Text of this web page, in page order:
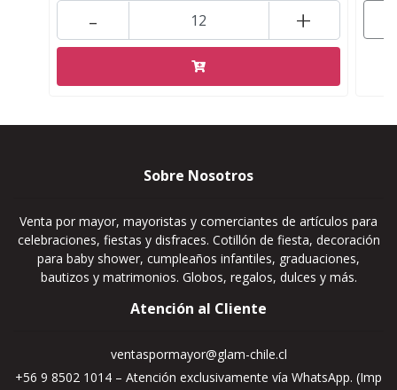
+
-
Sobre Nosotros
Venta por mayor, mayoristas y comerciantes de artículos para
celebraciones, fiestas y disfraces. Cotillón de fiesta, decoración
para baby shower, cumpleaños infantiles, graduaciones,
bautizos y matrimonios. Globos, regalos, dulces y más.
Atención al Cliente
ventaspormayor@glam-chile.cl
+56 9 8502 1014 – Atención exclusivamente vía WhatsApp. (Imp